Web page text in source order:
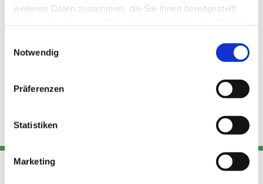
weiteren Daten zusammen, die Sie ihnen bereitgestellt
Notwendig
Präferenzen
Statistiken
Marketing